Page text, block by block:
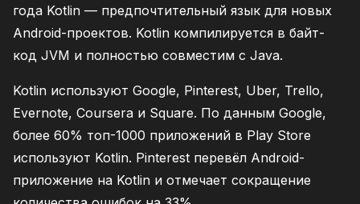
года Kotlin — предпочтительный язык для новых
Android-проектов. Kotlin компилируется в байт-
код JVM и полностью совместим с Java.
Kotlin используют Google, Pinterest, Uber, Trello,
Evernote, Coursera и Square. По данным Google,
более 60% топ-1000 приложений в Play Store
используют Kotlin. Pinterest перевёл Android-
приложение на Kotlin и отмечает сокращение